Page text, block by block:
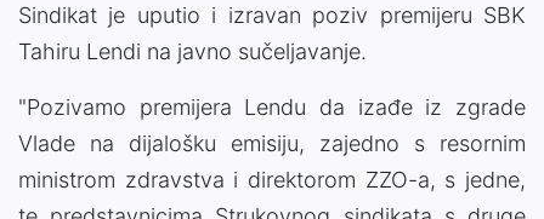
Sindikat je uputio i izravan poziv premijeru SBK
Tahiru Lendi na javno sučeljavanje.
"Pozivamo premijera Lendu da izađe iz zgrade
Vlade na dijalošku emisiju, zajedno s resornim
ministrom zdravstva i direktorom ZZO-a, s jedne,